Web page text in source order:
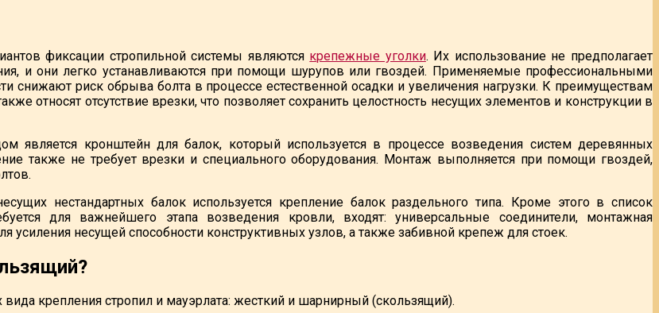
фиксации стропильной системы являются крепежные уголки. Их использование не предполагает
и они легко устанавливаются при помощи шурупов или гвоздей. Применяемые профессиональными
снижают риск обрыва болта в процессе естественной осадки и увеличения нагрузки. К преимуществам
относят отсутствие врезки, что позволяет сохранить целостность несущих элементов и конструкции в
является кронштейн для балок, который используется в процессе возведения систем деревянных
также не требует врезки и специального оборудования. Монтаж выполняется при помощи гвоздей,
нестандартных балок используется крепление балок раздельного типа. Кроме этого в список
для важнейшего этапа возведения кровли, входят: универсальные соединители, монтажная
усиления несущей способности конструктивных узлов, а также забивной крепеж для стоек.
крепления стропил и мауэрлата: жесткий и шарнирный (скользящий).